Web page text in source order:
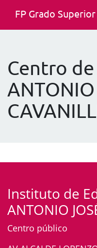
FP Grado Superior
Centro
ANTONIO
Instituto de
ANTONIO
Centro público